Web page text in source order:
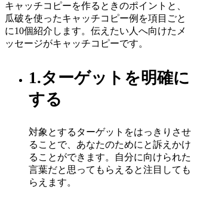
キャッチコピーを作るときのポイントと、
瓜破を使ったキャッチコピー例を項目ごと
に10個紹介します。伝えたい人へ向けたメ
ッセージがキャッチコピーです。
1.ターゲットを明確に
する
対象とするターゲットをはっきりさせ
ることで、あなたのためにと訴えかけ
ることができます。自分に向けられた
言葉だと思ってもらえると注目しても
らえます。